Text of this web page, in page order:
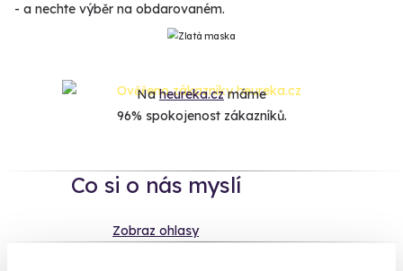
- a nechte výběr na obdarovaném.
Naheureka.czmáme
96% spokojenost zákazníků.
Co si o nás myslí
Zobraz ohlasy